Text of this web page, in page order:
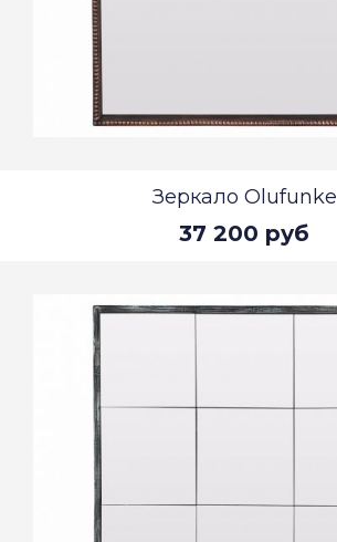
Зеркало Olufunke
37 200 руб